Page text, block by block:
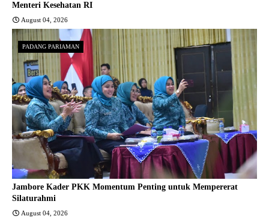
Menteri Kesehatan RI
August 04, 2026
PADANG PARIAMAN
Jambore Kader PKK Momentum Penting untuk Mempererat
Silaturahmi
August 04, 2026